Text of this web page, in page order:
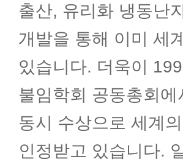
출산, 유리화 냉동난
개발을 통해 이미 세
있습니다. 더욱이
불임학회 공동총회
동시 수상으로 세계
인정받고 있습니다.